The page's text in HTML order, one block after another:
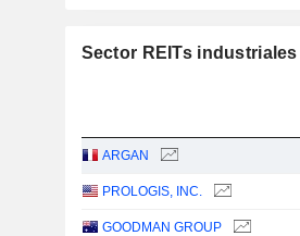
Sector REITs industriales
ARGAN
PROLOGIS, INC.
GOODMAN GROUP